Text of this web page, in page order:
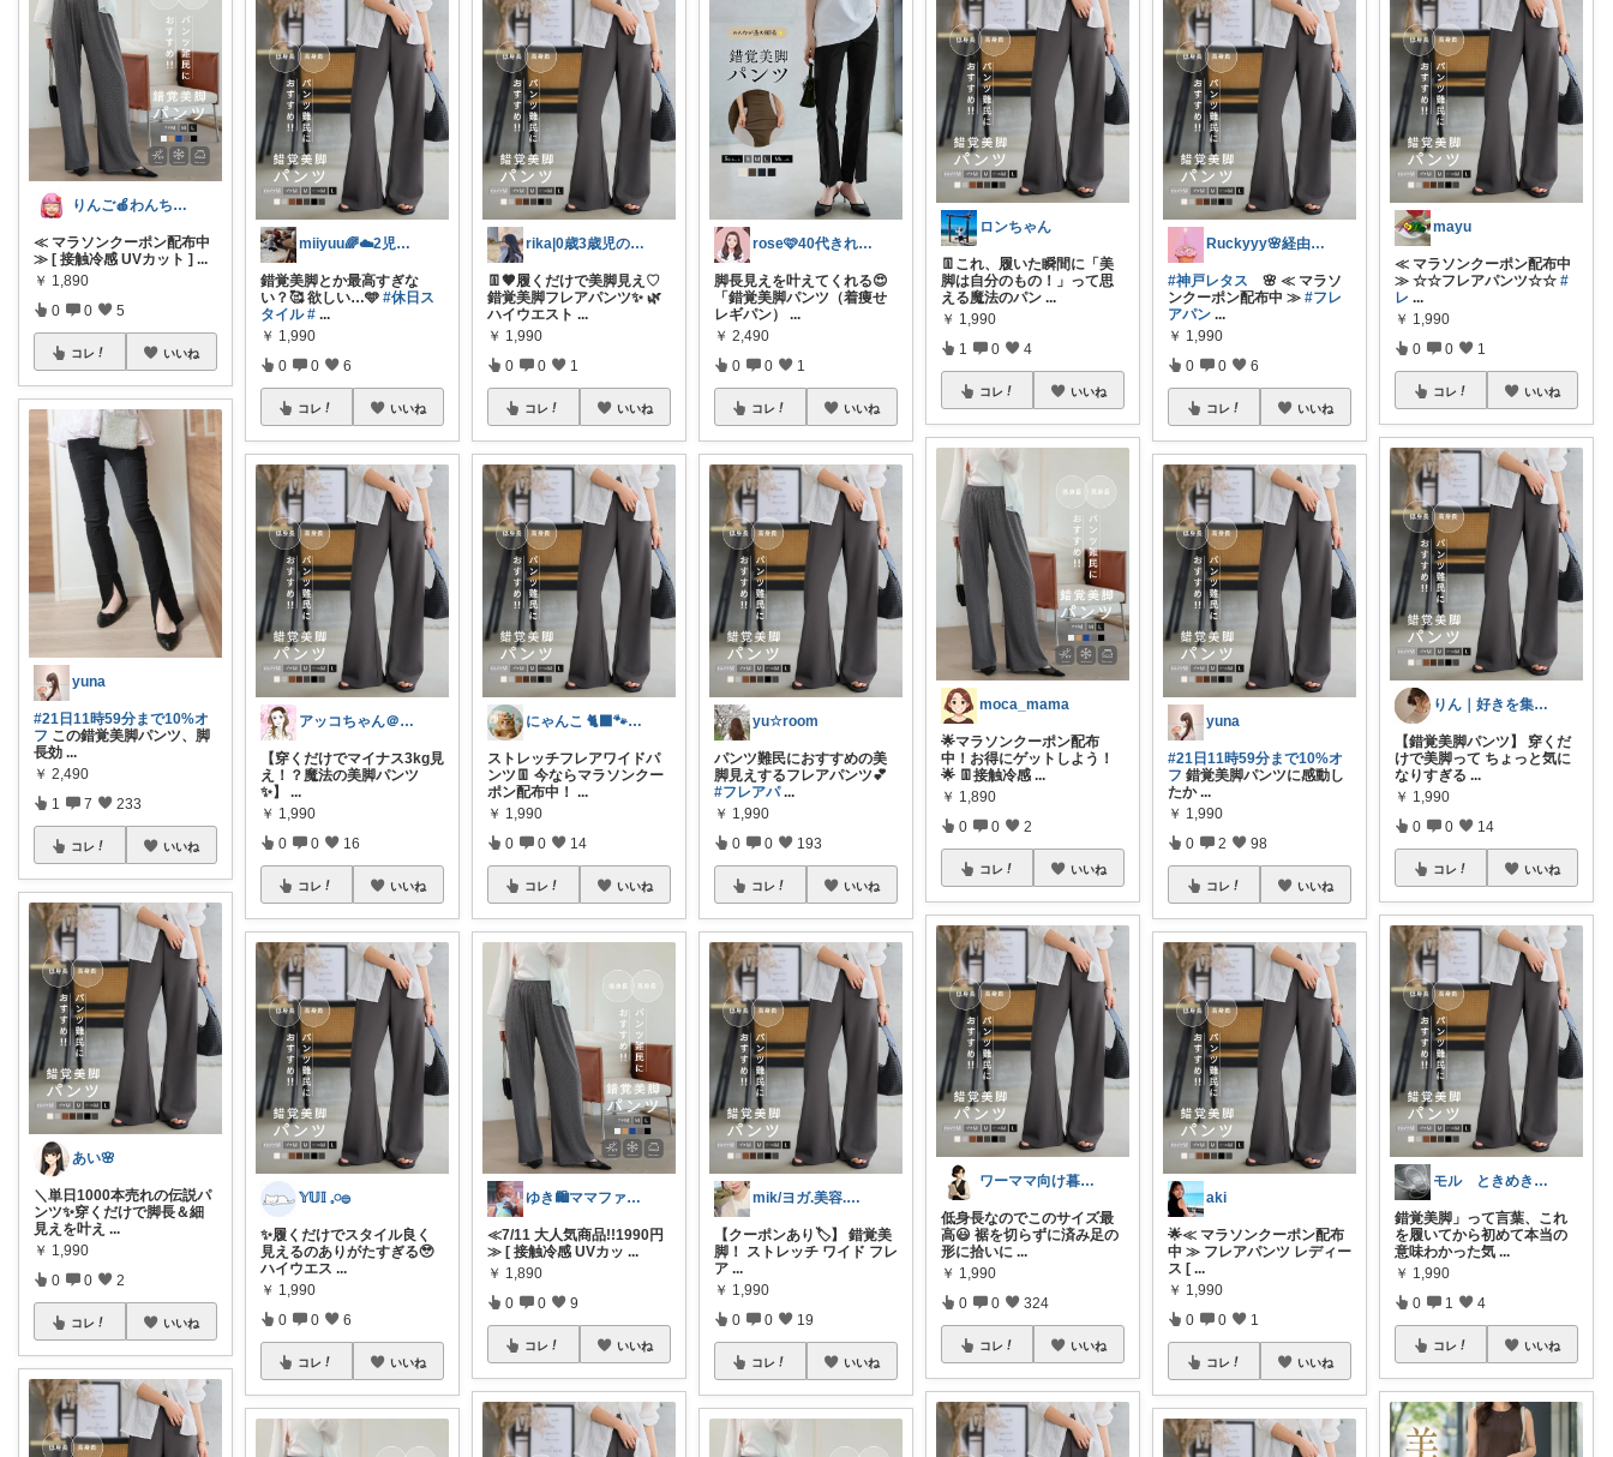
りんご🍎わんちゃん🐶との生活✩⡱
≪ マラソンクーポン配布中
≫ [ 接触冷感 UVカット ] ...
￥ 1,890
0 0 5
コレ いいね
yuna
#21日11時59分まで10%オ
フ この錯覚美脚パンツ、脚
長効 ...
￥ 2,490
1 7 233
コレ いいね
あい🌸
＼単日1000本売れの伝説パ
ンツ✨穿くだけで脚長＆細
見えを叶え ...
￥ 1,990
0 0 2
コレ いいね
miiyuu🌈☁️2児のママ🧡
錯覚美脚とか最高すぎな
い？🥰 欲しい…🩵#休日ス
タイル # ...
￥ 1,990
0 0 6
コレ いいね
アッコちゃん＠ファッション＆美容💄好き
【穿くだけでマイナス3kg見
え！？魔法の美脚パンツ
✨】...
￥ 1,990
0 0 16
コレ いいね
𝕐𝕌𝕀 𓈒𓏸𓐍
✨履くだけでスタイル良く
見えるのありがたすぎる🥹
ハイウエス ...
￥ 1,990
0 0 6
コレ いいね
rika|0歳3歳児のママ
👖🤎履くだけで美脚見え♡
錯覚美脚フレアパンツ✨ 🌿
ハイウエスト ...
￥ 1,990
0 0 1
コレ いいね
にゃんこ 🐈‍⬛🐾50代健康第一❣️
ストレッチフレアワイドパ
ンツ👖 今ならマラソンクー
ポン配布中！ ...
￥ 1,990
0 0 14
コレ いいね
ゆき🛍️ママファッション♡
≪7/11 大人気商品!!1990円
≫ [ 接触冷感 UVカッ ...
￥ 1,890
0 0 9
コレ いいね
rose🩷40代きれいめコーデ
脚長見えを叶えてくれる😍
「錯覚美脚パンツ（着痩せ
レギパン）
...
￥ 2,490
0 0 1
コレ いいね
yu☆room
パンツ難民におすすめの美
脚見えするフレアパンツ💕
#フレアパ ...
￥ 1,990
0 0 193
コレ いいね
mik/ヨガ.美容.ファッション𓂃.✿
【クーポンあり🏷️】 錯覚美
脚！ ストレッチ ワイド フレ
ア ...
￥ 1,990
0 0 19
コレ いいね
ロンちゃん
👖これ、履いた瞬間に「美
脚は自分のもの！」って思
える魔法のパン ...
￥ 1,990
1 0 4
コレ いいね
moca_mama
🌟マラソンクーポン配布
中！お得にゲットしよう！
🌟 👖接触冷感 ...
￥ 1,890
0 0 2
コレ いいね
ワーママ向け暮らしの便利グッズROOM
低身長なのでこのサイズ最
高😃 裾を切らずに済み足の
形に拾いに ...
￥ 1,990
0 0 324
コレ いいね
Ruckyyy🌸経由感謝🙇‍♀️✨
#神戸レタス 🌸 ≪ マラソ
ンクーポン配布中 ≫#フレ
アパン ...
￥ 1,990
0 0 6
コレ いいね
yuna
#21日11時59分まで10%オ
フ 錯覚美脚パンツに感動し
たか ...
￥ 1,990
0 2 98
コレ いいね
aki
🌟≪ マラソンクーポン配布
中 ≫ フレアパンツ レディー
ス [ ...
￥ 1,990
0 0 1
コレ いいね
mayu
≪ マラソンクーポン配布中
≫ ☆☆フレアパンツ☆☆#
レ ...
￥ 1,990
0 0 1
コレ いいね
りん｜好きを集める暮らし
【錯覚美脚パンツ】 穿くだ
けで美脚って ちょっと気に
なりすぎる ...
￥ 1,990
0 0 14
コレ いいね
モル ときめきな暮らし
錯覚美脚」って言葉、これ
を履いてから初めて本当の
意味わかった気 ...
￥ 1,990
0 1 4
コレ いいね